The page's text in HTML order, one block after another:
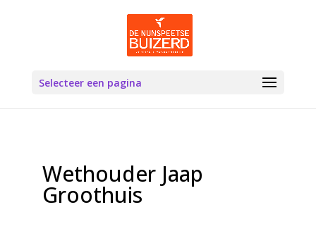
Selecteer een pagina
Wethouder Jaap
Groothuis